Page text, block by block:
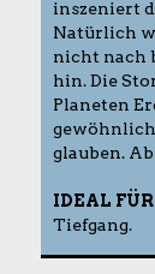
inszeniert
Natürlich
nicht nach
hin. Die
Planeten
glauben.
IDEAL
Tiefgang.